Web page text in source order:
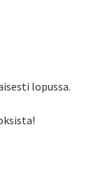
lopussa.